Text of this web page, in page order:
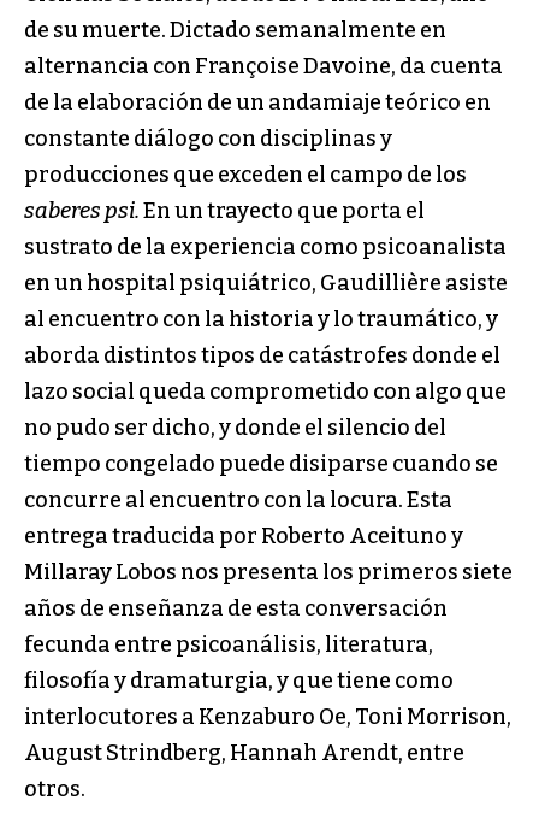
de su muerte. Dictado semanalmente en
alternancia con Françoise Davoine, da cuenta
de la elaboración de un andamiaje teórico en
constante diálogo con disciplinas y
producciones que exceden el campo de los
saberes psi.En un trayecto que porta el
sustrato de la experiencia como psicoanalista
en un hospital psiquiátrico, Gaudillière asiste
al encuentro con la historia y lo traumático, y
aborda distintos tipos de catástrofes donde el
lazo social queda comprometido con algo que
no pudo ser dicho, y donde el silencio del
tiempo congelado puede disiparse cuando se
concurre al encuentro con la locura. Esta
entrega traducida por Roberto Aceituno y
Millaray Lobos nos presenta los primeros siete
años de enseñanza de esta conversación
fecunda entre psicoanálisis, literatura,
filosofía y dramaturgia, y que tiene como
interlocutores a Kenzaburo Oe, Toni Morrison,
August Strindberg, Hannah Arendt, entre
otros.